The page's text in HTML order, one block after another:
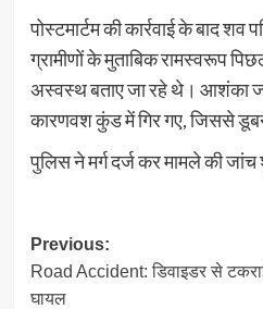
पोस्टमार्टम की कार्रवाई के बाद शव
ग्रामीणों के मुताबिक रामस्वरूप
अस्वस्थ बताए जा रहे थे। आशंका
कारणवश कुंड में गिर गए, जिससे
पुलिस ने मर्ग दर्ज कर मामले की
Post
navigation
Previous:
Road Accident: डिवाइडर से
घायल